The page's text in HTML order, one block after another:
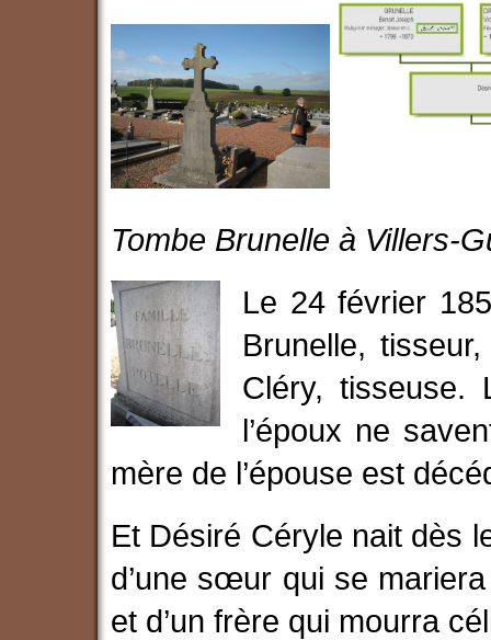
Tombe Brunelle à Villers-
Le 24 février
Brunelle,
Cléry, tisseuse.
l’époux ne
mère de l’épouse est
Et Désiré Céryle nait dès
d’une sœur qui se
et d’un frère qui mourra